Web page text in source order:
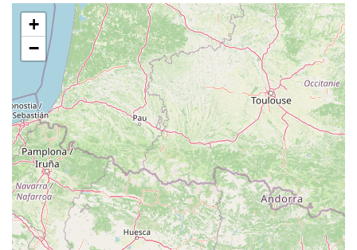
+
−